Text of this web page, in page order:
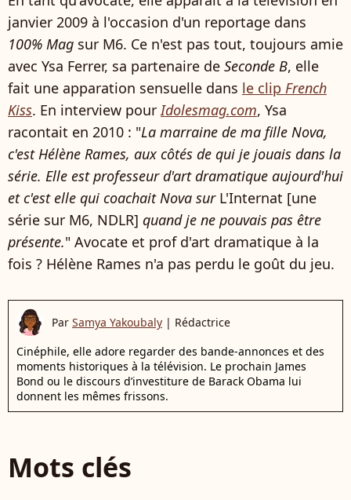
janvier 2009 à l'occasion d'un reportage dans
100% Mag sur M6. Ce n'est pas tout, toujours amie
avec Ysa Ferrer, sa partenaire de Seconde B, elle
fait une apparation sensuelle dans le clip French
Kiss. En interview pour Idolesmag.com, Ysa
racontait en 2010 : "La marraine de ma fille Nova,
c'est Hélène Rames, aux côtés de qui je jouais dans la
série. Elle est professeur d'art dramatique aujourd'hui
et c'est elle qui coachait Nova surL'Internat [une
série sur M6, NDLR] quand je ne pouvais pas être
présente." Avocate et prof d'art dramatique à la
fois ? Hélène Rames n'a pas perdu le goût du jeu.
Par Samya Yakoubaly | Rédactrice
Cinéphile, elle adore regarder des bande-annonces et des
moments historiques à la télévision. Le prochain James
Bond ou le discours d’investiture de Barack Obama lui
donnent les mêmes frissons.
Mots clés